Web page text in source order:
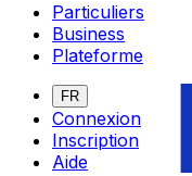
Particuliers
Business
Plateforme
FR
Connexion
Inscription
Aide